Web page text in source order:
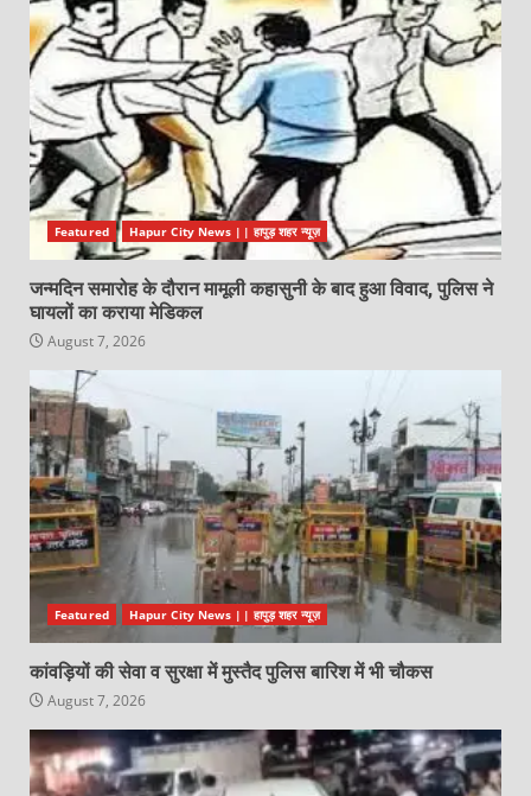
Featured Hapur City News || हापुड़ शहर न्यूज़
जन्मदिन समारोह के दौरान मामूली कहासुनी के बाद हुआ विवाद, पुलिस ने
घायलों का कराया मेडिकल
August 7, 2026
Featured Hapur City News || हापुड़ शहर न्यूज़
कांवड़ियों की सेवा व सुरक्षा में मुस्तैद पुलिस बारिश में भी चौकस
August 7, 2026